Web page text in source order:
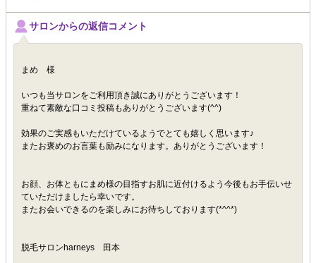
サロンからの返信コメント
まめ 様
いつも当サロンをご利用頂き誠にありがとうございます！
重ねて素敵な口コミ投稿もありがとうございます(^^)
効果のご実感もいただけているようでとても嬉しく思います♪
またお褒めのお言葉も励みになります。ありがとうございます！
お顔、お体ともにまめ様の目指すお肌に近付けるよう今後もお手伝いせ
ていただけましたら幸いです。
またお会いできるのを楽しみにお待ちしております(*^^*)
脱毛サロンharneys 田本